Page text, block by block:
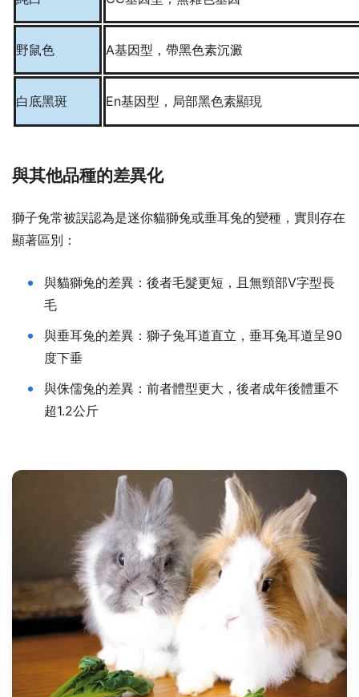
野鼠色 A基因型，帶黑色素沉澱
白底黑斑 En基因型，局部黑色素顯現
與其他品種的差異化
獅子兔常被誤認為是迷你貓獅兔或垂耳兔的變種，實則存在
顯著區別：
與貓獅兔的差異：後者毛髮更短，且無頸部V字型長
毛
與垂耳兔的差異：獅子兔耳道直立，垂耳兔耳道呈90
度下垂
與侏儒兔的差異：前者體型更大，後者成年後體重不
超1.2公斤